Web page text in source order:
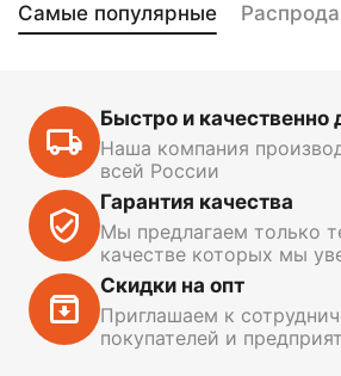
Самые популярные
Быстро и качественно
Наша компания
всей России
Гарантия качества
Мы предлагаем только
качестве которых мы
Скидки на опт
Приглашаем к
покупателей и